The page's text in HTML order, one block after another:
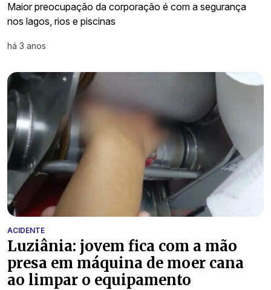
Maior preocupação da corporação é com a segurança
nos lagos, rios e piscinas
há 3 anos
ACIDENTE
Luziânia: jovem fica com a mão
presa em máquina de moer cana
ao limpar o equipamento